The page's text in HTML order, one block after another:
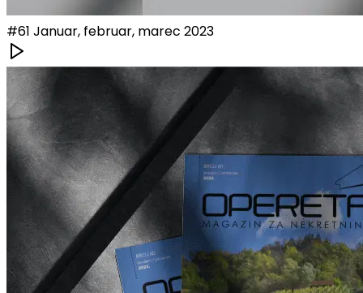
#61 Januar, februar, marec 2023